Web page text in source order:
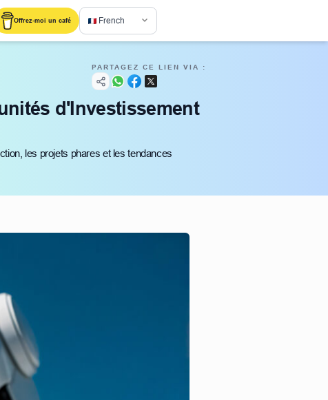
Offrez-moi un café French
PARTAGEZ CE LIEN VIA :
d'Investissement
les projets phares et les tendances